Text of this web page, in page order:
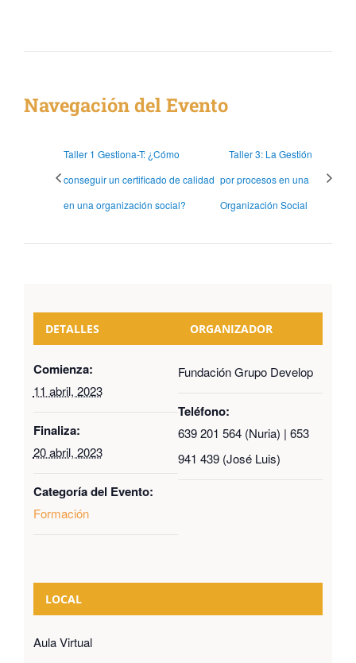
Navegación del Evento
Taller 1 Gestiona-T: ¿Cómo
conseguir un certificado de calidad
en una organización social?
Taller 3: La Gestión
por procesos en una
Organización Social
DETALLES
Comienza:
11 abril, 2023
Finaliza:
20 abril, 2023
Categoría del Evento:
Formación
LOCAL
Aula Virtual
ORGANIZADOR
Fundación Grupo Develop
Teléfono:
639 201 564 (Nuria) | 653
941 439 (José Luis)